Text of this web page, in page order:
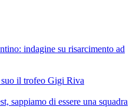
indagine su risarcimento ad
il trofeo Gigi Riva
sappiamo di essere una squadra